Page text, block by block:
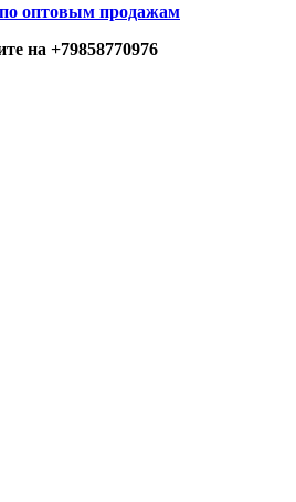
оптовым продажам
на +79858770976